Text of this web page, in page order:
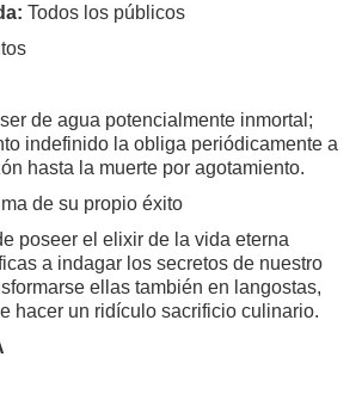
Todos los públicos
de agua potencialmente inmortal;
indefinido la obliga periódicamente a
hasta la muerte por agotamiento.
de su propio éxito
poseer el elixir de la vida eterna
a indagar los secretos de nuestro
ellas también en langostas,
hacer un ridículo sacrificio culinario.